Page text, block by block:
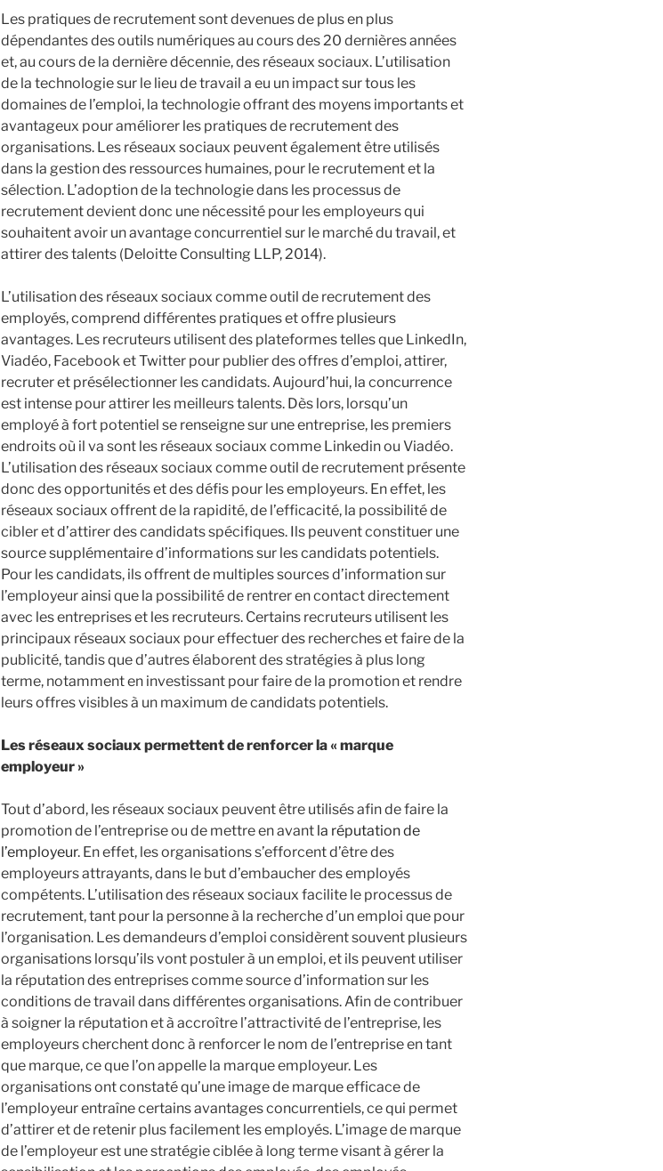
Les pratiques de recrutement sont devenues de plus en plus
dépendantes des outils numériques au cours des 20 dernières années
et, au cours de la dernière décennie, des réseaux sociaux. L’utilisation
de la technologie sur le lieu de travail a eu un impact sur tous les
domaines de l’emploi, la technologie offrant des moyens importants et
avantageux pour améliorer les pratiques de recrutement des
organisations. Les réseaux sociaux peuvent également être utilisés
dans la gestion des ressources humaines, pour le recrutement et la
sélection. L’adoption de la technologie dans les processus de
recrutement devient donc une nécessité pour les employeurs qui
souhaitent avoir un avantage concurrentiel sur le marché du travail, et
attirer des talents (Deloitte Consulting LLP, 2014).
L’utilisation des réseaux sociaux comme outil de recrutement des
employés, comprend différentes pratiques et offre plusieurs
avantages. Les recruteurs utilisent des plateformes telles que LinkedIn,
Viadéo, Facebook et Twitter pour publier des offres d’emploi, attirer,
recruter et présélectionner les candidats. Aujourd’hui, la concurrence
est intense pour attirer les meilleurs talents. Dès lors, lorsqu’un
employé à fort potentiel se renseigne sur une entreprise, les premiers
endroits où il va sont les réseaux sociaux comme Linkedin ou Viadéo.
L’utilisation des réseaux sociaux comme outil de recrutement présente
donc des opportunités et des défis pour les employeurs. En effet, les
réseaux sociaux offrent de la rapidité, de l’efficacité, la possibilité de
cibler et d’attirer des candidats spécifiques. Ils peuvent constituer une
source supplémentaire d’informations sur les candidats potentiels.
Pour les candidats, ils offrent de multiples sources d’information sur
l’employeur ainsi que la possibilité de rentrer en contact directement
avec les entreprises et les recruteurs. Certains recruteurs utilisent les
principaux réseaux sociaux pour effectuer des recherches et faire de la
publicité, tandis que d’autres élaborent des stratégies à plus long
terme, notamment en investissant pour faire de la promotion et rendre
leurs offres visibles à un maximum de candidats potentiels.
Les réseaux sociaux permettent de renforcer la « marque
employeur »
Tout d’abord, les réseaux sociaux peuvent être utilisés afin de faire la
promotion de l’entreprise ou de mettre en avant la réputation de
l’employeur. En effet, les organisations s’efforcent d’être des
employeurs attrayants, dans le but d’embaucher des employés
compétents. L’utilisation des réseaux sociaux facilite le processus de
recrutement, tant pour la personne à la recherche d’un emploi que pour
l’organisation. Les demandeurs d’emploi considèrent souvent plusieurs
organisations lorsqu’ils vont postuler à un emploi, et ils peuvent utiliser
la réputation des entreprises comme source d’information sur les
conditions de travail dans différentes organisations. Afin de contribuer
à soigner la réputation et à accroître l’attractivité de l’entreprise, les
employeurs cherchent donc à renforcer le nom de l’entreprise en tant
que marque, ce que l’on appelle la marque employeur. Les
organisations ont constaté qu’une image de marque efficace de
l’employeur entraîne certains avantages concurrentiels, ce qui permet
d’attirer et de retenir plus facilement les employés. L’image de marque
de l’employeur est une stratégie ciblée à long terme visant à gérer la